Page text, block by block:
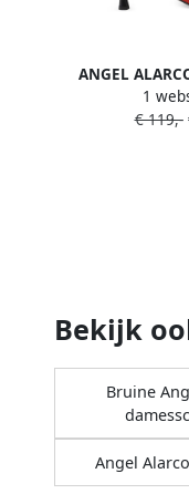
ANGEL
pumps met
1
€ 119,-
Bekijk
Bruine
Angel